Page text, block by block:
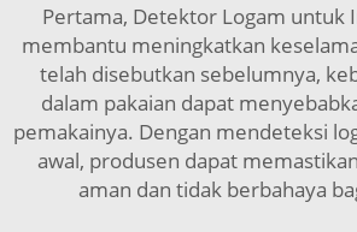
Pertama, Detektor Logam untuk
membantu meningkatkan
telah disebutkan sebelumnya,
dalam pakaian dapat
pemakainya. Dengan mendeteksi
awal, produsen dapat
aman dan tidak berbahaya